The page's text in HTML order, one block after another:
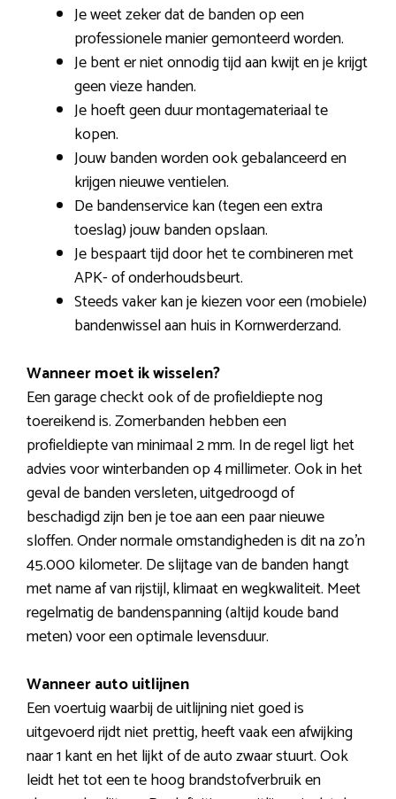
Je weet zeker dat de banden op een
professionele manier gemonteerd worden.
Je bent er niet onnodig tijd aan kwijt en je krijgt
geen vieze handen.
Je hoeft geen duur montagemateriaal te
kopen.
Jouw banden worden ook gebalanceerd en
krijgen nieuwe ventielen.
De bandenservice kan (tegen een extra
toeslag) jouw banden opslaan.
Je bespaart tijd door het te combineren met
APK- of onderhoudsbeurt.
Steeds vaker kan je kiezen voor een (mobiele)
bandenwissel aan huis in Kornwerderzand.
Wanneer moet ik wisselen?
Een garage checkt ook of de profieldiepte nog
toereikend is. Zomerbanden hebben een
profieldiepte van minimaal 2 mm. In de regel ligt het
advies voor winterbanden op 4 millimeter. Ook in het
geval de banden versleten, uitgedroogd of
beschadigd zijn ben je toe aan een paar nieuwe
sloffen. Onder normale omstandigheden is dit na zo’n
45.000 kilometer. De slijtage van de banden hangt
met name af van rijstijl, klimaat en wegkwaliteit. Meet
regelmatig de bandenspanning (altijd koude band
meten) voor een optimale levensduur.
Wanneer auto uitlijnen
Een voertuig waarbij de uitlijning niet goed is
uitgevoerd rijdt niet prettig, heeft vaak een afwijking
naar 1 kant en het lijkt of de auto zwaar stuurt. Ook
leidt het tot een te hoog brandstofverbruik en